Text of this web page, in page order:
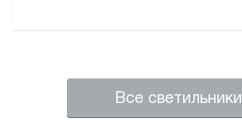
Все светильники